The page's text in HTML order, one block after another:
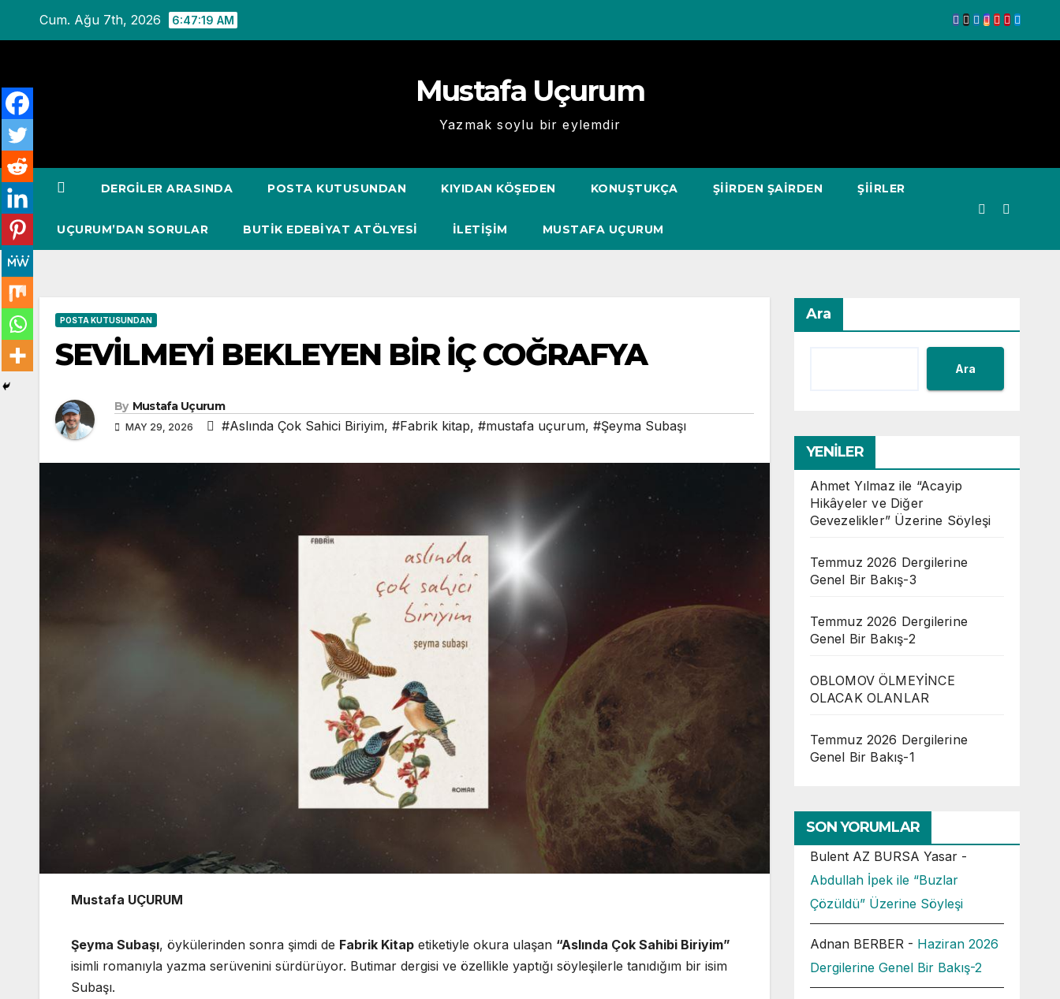
Cum. Ağu 7th, 2026 6:47:20 AM
Mustafa Uçurum
Yazmak soylu bir eylemdir
DERGILER ARASINDA POSTA KUTUSUNDAN KIYIDAN KÖŞEDEN KONUŞTUKÇA ŞIIRDEN ŞAIRDEN ŞIIRLER
UÇURUM’DAN SORULAR BUTİK EDEBİYAT ATÖLYESİ İLETIŞIM MUSTAFA UÇURUM
POSTA KUTUSUNDAN
SEVİLMEYİ BEKLEYEN BİR İÇ COĞRAFYA
By Mustafa Uçurum
MAY 29, 2026 #Aslında Çok Sahici Biriyim, #Fabrik kitap, #mustafa uçurum, #Şeyma Subaşı
Mustafa UÇURUM
Şeyma Subaşı, öykülerinden sonra şimdi de Fabrik Kitap etiketiyle okura ulaşan “Aslında Çok Sahibi Biriyim”
isimli romanıyla yazma serüvenini sürdürüyor. Butimar dergisi ve özellikle yaptığı söyleşilerle tanıdığım bir isim
Subaşı.
Ara
Ara
YENİLER
Ahmet Yılmaz ile “Acayip
Hikâyeler ve Diğer
Gevezelikler” Üzerine Söyleşi
Temmuz 2026 Dergilerine
Genel Bir Bakış-3
Temmuz 2026 Dergilerine
Genel Bir Bakış-2
OBLOMOV ÖLMEYİNCE
OLACAK OLANLAR
Temmuz 2026 Dergilerine
Genel Bir Bakış-1
SON YORUMLAR
Bulent AZ BURSA Yasar-
Abdullah İpek ile “Buzlar
Çözüldü” Üzerine Söyleşi
Adnan BERBER- Haziran 2026
Dergilerine Genel Bir Bakış-2